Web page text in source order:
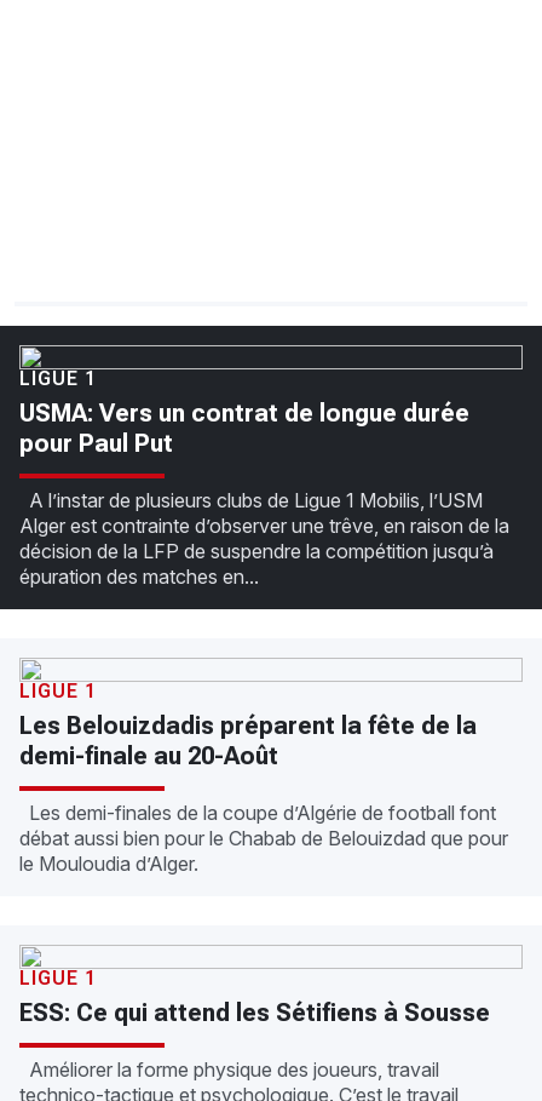
LIGUE 1
USMA: Vers un contrat de longue durée
pour Paul Put
A l’instar de plusieurs clubs de Ligue 1 Mobilis, l’USM
Alger est contrainte d’observer une trêve, en raison de la
décision de la LFP de suspendre la compétition jusqu’à
épuration des matches en...
LIGUE 1
Les Belouizdadis préparent la fête de la
demi-finale au 20-Août
Les demi-finales de la coupe d’Algérie de football font
débat aussi bien pour le Chabab de Belouizdad que pour
le Mouloudia d’Alger.
LIGUE 1
ESS: Ce qui attend les Sétifiens à Sousse
Améliorer la forme physique des joueurs, travail
technico-tactique et psychologique. C’est le travail